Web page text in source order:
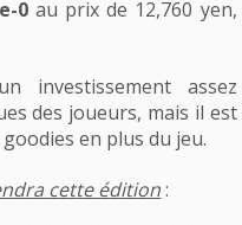
0au prix de 12,760 yen,
assez
des joueurs, mais il est
en plus du jeu.
cette édition: